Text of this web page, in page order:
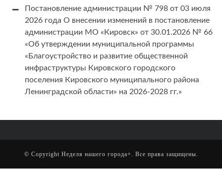
Постановление администрации № 798 от 03 июля
2026 года О внесении изменений в постановление
администрации МО «Кировск» от 30.01.2026 № 66
«Об утверждении муниципальной программы
«Благоустройство и развитие общественной
инфраструктуры Кировского городского
поселения Кировского муниципального района
Ленинградской области» на 2026-2028 гг.»
© Copyright Неделя нашего города+ . Все права защищены.